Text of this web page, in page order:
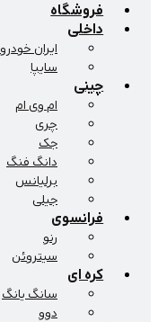
فروشگاه
داخلی
ایران خودرو
سایپا
چینی
ام وی ام
چری
جک
دانگ فنگ
برلیانس
جیلی
فرانسوی
رنو
سیتروئن
کره ای
سانگ یانگ
دوو